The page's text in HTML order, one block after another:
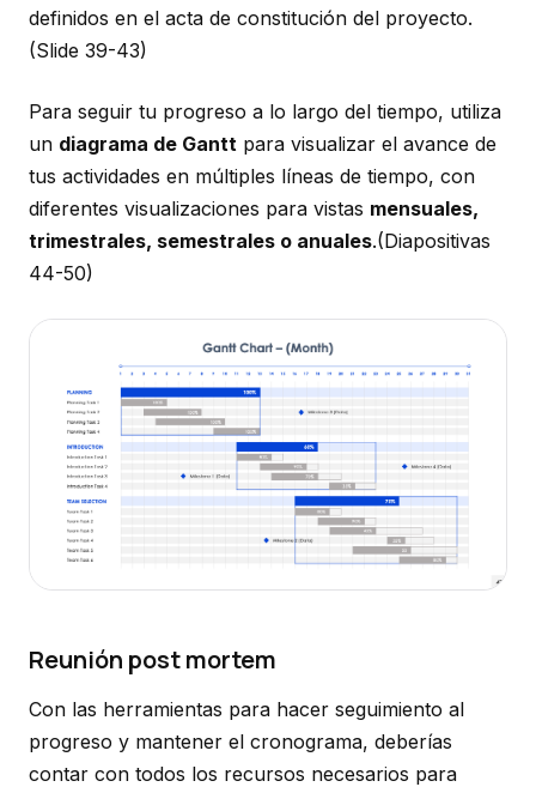
definidos en el acta de constitución del proyecto.
(Slide 39-43)
Para seguir tu progreso a lo largo del tiempo, utiliza
un diagrama de Gantt para visualizar el avance de
tus actividades en múltiples líneas de tiempo, con
diferentes visualizaciones para vistas mensuales,
trimestrales, semestrales o anuales.(Diapositivas
44-50)
Reunión post mortem
Con las herramientas para hacer seguimiento al
progreso y mantener el cronograma, deberías
contar con todos los recursos necesarios para